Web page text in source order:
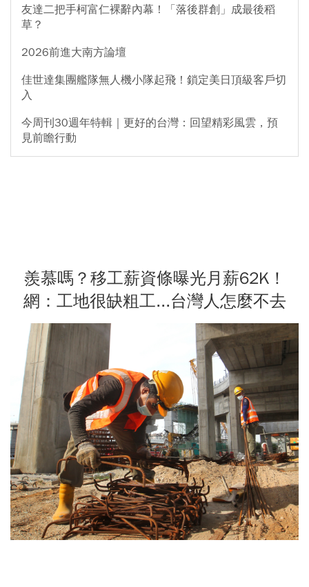
友達二把手柯富仁裸辭內幕！「落後群創」成最後稻
草？
2026前進大南方論壇
佳世達集團艦隊無人機小隊起飛！鎖定美日頂級客戶切
入
今周刊30週年特輯｜更好的台灣：回望精彩風雲，預
見前瞻行動
羨慕嗎？移工薪資條曝光月薪62K！
網：工地很缺粗工...台灣人怎麼不去